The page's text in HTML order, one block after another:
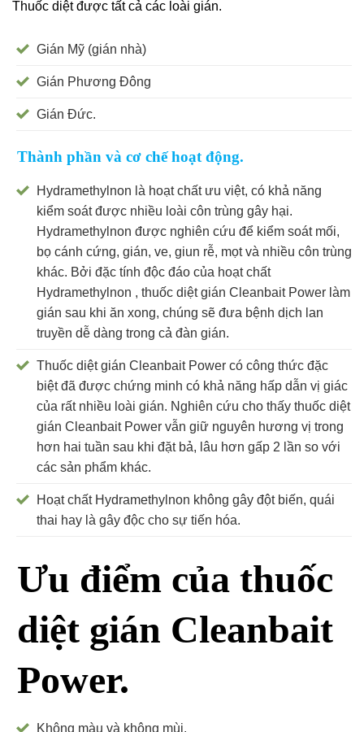
Thuốc diệt được tất cả các loài gián.
Gián Mỹ (gián nhà)
Gián Phương Đông
Gián Đức.
Thành phần và cơ chế hoạt động.
Hydramethylnon là hoạt chất ưu việt, có khả năng
kiểm soát được nhiều loài côn trùng gây hại.
Hydramethylnon được nghiên cứu để kiểm soát mối,
bọ cánh cứng, gián, ve, giun rễ, mọt và nhiều côn trùng
khác. Bởi đặc tính độc đáo của hoạt chất
Hydramethylnon , thuốc diệt gián Cleanbait Power làm
gián sau khi ăn xong, chúng sẽ đưa bệnh dịch lan
truyền dễ dàng trong cả đàn gián.
Thuốc diệt gián Cleanbait Power có công thức đặc
biệt đã được chứng minh có khả năng hấp dẫn vị giác
của rất nhiều loài gián. Nghiên cứu cho thấy thuốc diệt
gián Cleanbait Power vẫn giữ nguyên hương vị trong
hơn hai tuần sau khi đặt bả, lâu hơn gấp 2 lần so với
các sản phẩm khác.
Hoạt chất Hydramethylnon không gây đột biến, quái
thai hay là gây độc cho sự tiến hóa.
Ưu điểm của thuốc
diệt gián Cleanbait
Power.
Không màu và không mùi.